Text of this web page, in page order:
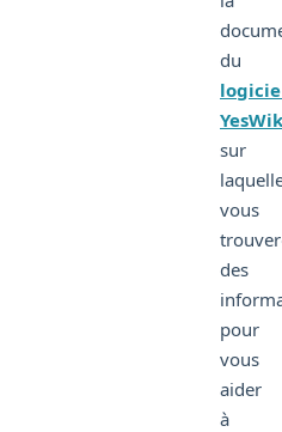
du
sur
vous
des
pour
vous
aider
à